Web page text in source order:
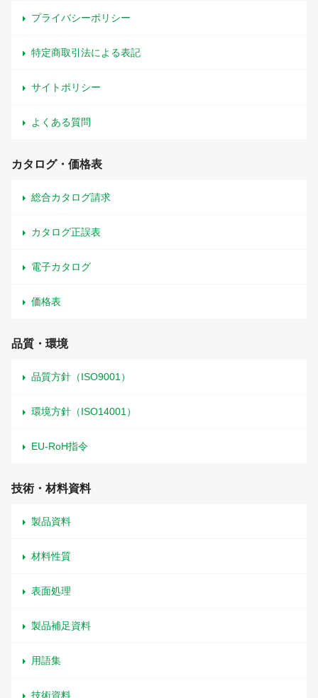
プライバシーポリシー
特定商取引法による表記
サイトポリシー
よくある質問
カタログ・価格表
総合カタログ請求
カタログ正誤表
電子カタログ
価格表
品質・環境
品質方針（ISO9001）
環境方針（ISO14001）
EU-RoH指令
技術・材料資料
製品資料
材料性質
表面処理
製品補足資料
用語集
技術資料